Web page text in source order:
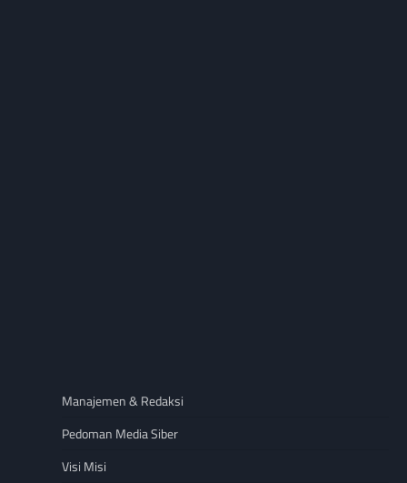
Manajemen & Redaksi
Pedoman Media Siber
Visi Misi